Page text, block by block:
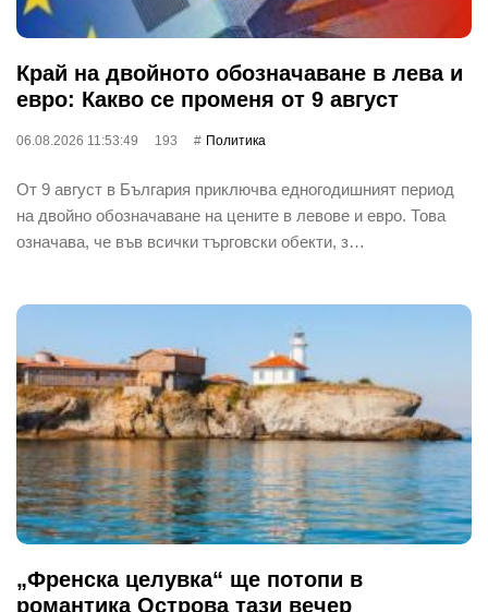
Край на двойното обозначаване в лева и
евро: Какво се променя от 9 август
06.08.2026 11:53:49 193 Политика
От 9 август в България приключва едногодишният период
на двойно обозначаване на цените в левове и евро. Това
означава, че във всички търговски обекти, з…
„Френска целувка“ ще потопи в
романтика Острова тази вечер